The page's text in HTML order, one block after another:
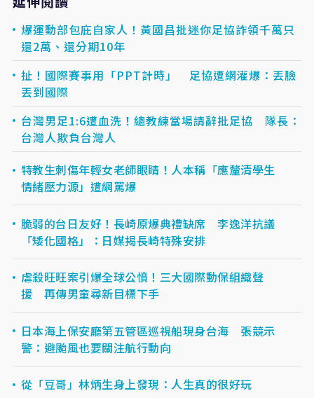
爆運動部包庇自家人！黃國昌批迷你足協詐領千萬只
還2萬、還分期10年
扯！國際賽事用「PPT計時」 足協遭網灌爆：丟臉
丟到國際
台灣男足1:6遭血洗！總教練當場請辭批足協 隊長：
台灣人欺負台灣人
特教生刺傷年輕女老師眼睛！人本稱「應釐清學生
情緒壓力源」遭網罵爆
脆弱的台日友好！長崎原爆典禮缺席 李逸洋抗議
「矮化國格」：日媒揭長崎特殊安排
虐殺旺旺案引爆全球公憤！三大國際動保組織聲
援 再傳男童尋新目標下手
日本海上保安廳第五管區巡視船現身台海 張競示
警：避颱風也要關注航行動向
從「豆哥」林炳生身上發現：人生真的很好玩